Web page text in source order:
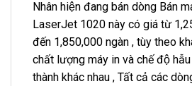
Nhân hiện đang bán dòng Bán
LaserJet 1020 này có giá từ
đến 1,850,000 ngàn , tùy theo
chất lượng máy in và chế độ
thành khác nhau , Tất cả các